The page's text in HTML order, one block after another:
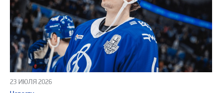
23 ИЮЛЯ 2026